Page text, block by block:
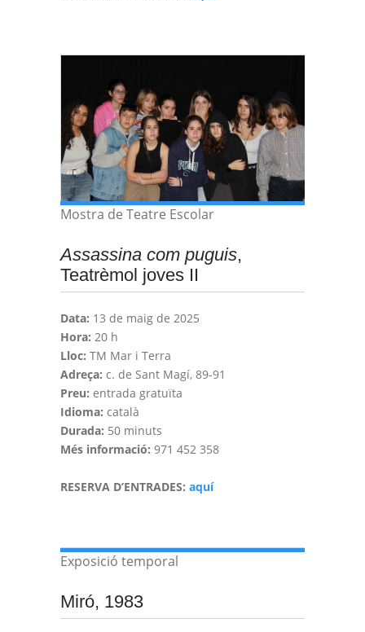
Mostra de Teatre Escolar
Assassina com puguis,
Teatrèmol joves II
Data: 13 de maig de 2025
Hora: 20 h
Lloc: TM Mar i Terra
Adreça: c. de Sant Magí, 89-91
Preu: entrada gratuïta
Idioma: català
Durada: 50 minuts
Més informació: 971 452 358
RESERVA D’ENTRADES: aquí
Exposició temporal
Miró, 1983